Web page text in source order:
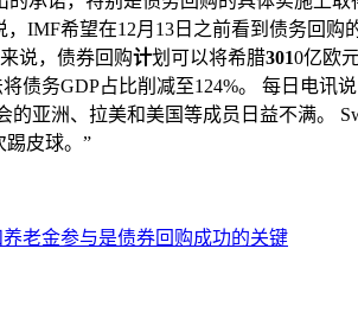
IMF希望在12月13日之前看到债务回
说，债券回购计划可以将希腊3010亿欧
债务GDP占比削减至124%。 每日电讯
亚洲、拉美和美国等成员日益不满。
踢皮球。”
老金参与是债券回购成功的关键